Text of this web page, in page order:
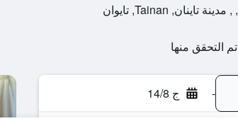
- ج 14/8